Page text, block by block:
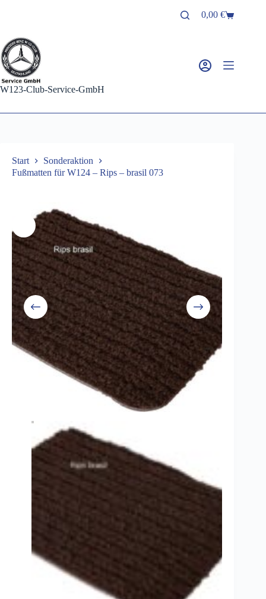
Warenkorb
0,00€
W123-Club-Service-GmbH
Start
Sonderaktion
Fußmatten für W124 – Rips – brasil 073